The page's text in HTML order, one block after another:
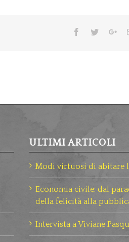
Facebook
Twitter
ULTIMI ARTICOLI
Modi virtuosi di abitare
Economia civile: dal
della felicità alla
Intervista a Viviane